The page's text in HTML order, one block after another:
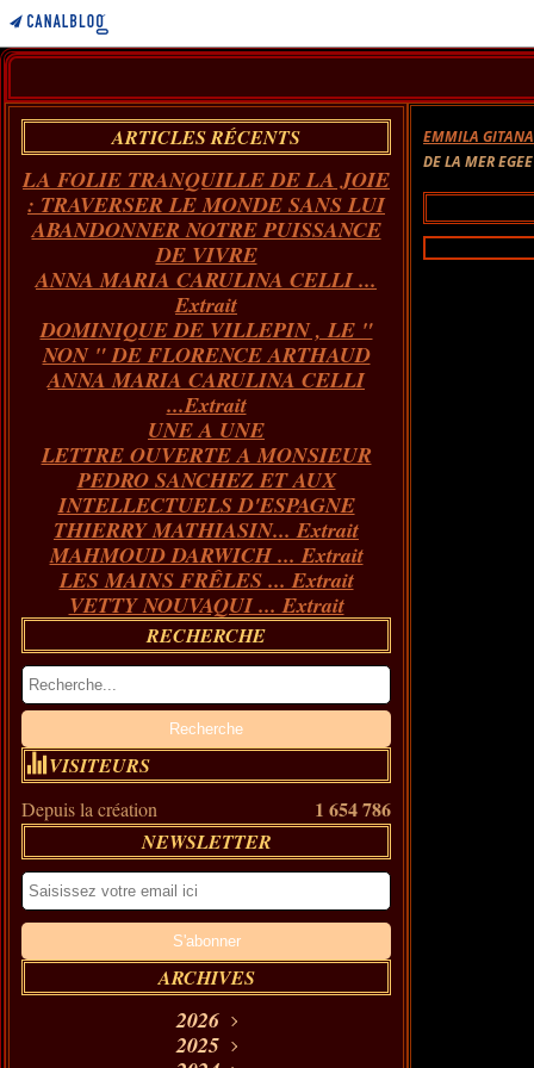
ARTICLES RÉCENTS
LA FOLIE TRANQUILLE DE LA JOIE
: TRAVERSER LE MONDE SANS LUI
ABANDONNER NOTRE PUISSANCE
DE VIVRE
ANNA MARIA CARULINA CELLI ...
Extrait
DOMINIQUE DE VILLEPIN , LE "
NON " DE FLORENCE ARTHAUD
ANNA MARIA CARULINA CELLI
...Extrait
UNE A UNE
LETTRE OUVERTE A MONSIEUR
PEDRO SANCHEZ ET AUX
INTELLECTUELS D'ESPAGNE
THIERRY MATHIASIN... Extrait
MAHMOUD DARWICH ... Extrait
LES MAINS FRÊLES ... Extrait
VETTY NOUVAQUI ... Extrait
RECHERCHE
VISITEURS
Depuis la création 1 654 786
NEWSLETTER
ARCHIVES
2026
Août(11)
2025
EMMILA GITANA
DE LA MER